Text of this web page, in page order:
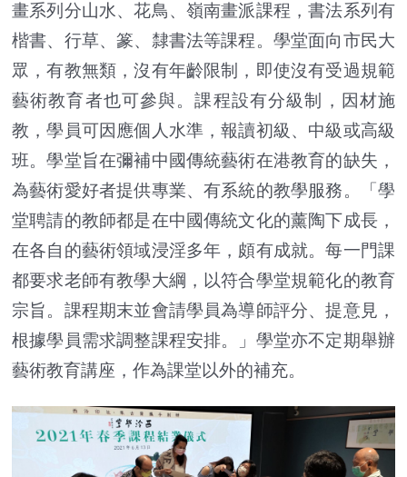
畫系列分山水、花鳥、嶺南畫派課程，書法系列有
楷書、行草、篆、隸書法等課程。學堂面向市民大
眾，有教無類，沒有年齡限制，即使沒有受過規範
藝術教育者也可參與。課程設有分級制，因材施
教，學員可因應個人水準，報讀初級、中級或高級
班。學堂旨在彌補中國傳統藝術在港教育的缺失，
為藝術愛好者提供專業、有系統的教學服務。「學
堂聘請的教師都是在中國傳統文化的薰陶下成長，
在各自的藝術領域浸淫多年，頗有成就。每一門課
都要求老師有教學大綱，以符合學堂規範化的教育
宗旨。課程期末並會請學員為導師評分、提意見，
根據學員需求調整課程安排。」學堂亦不定期舉辦
藝術教育講座，作為課堂以外的補充。